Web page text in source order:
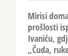
Mirisi
prošlosti
Ivaniću,
„Čuda,